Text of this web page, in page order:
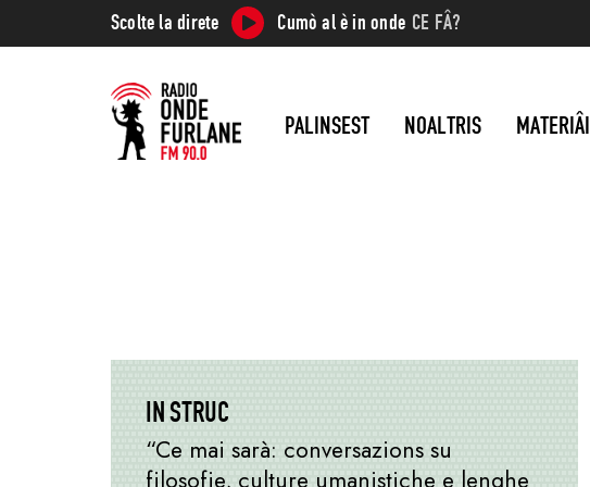
Scolte la direte Cumò al è in onde CE FÂ?
PALINSEST NOALTRIS MATERIÂI
IN STRUC
“Ce mai sarà: conversazions su